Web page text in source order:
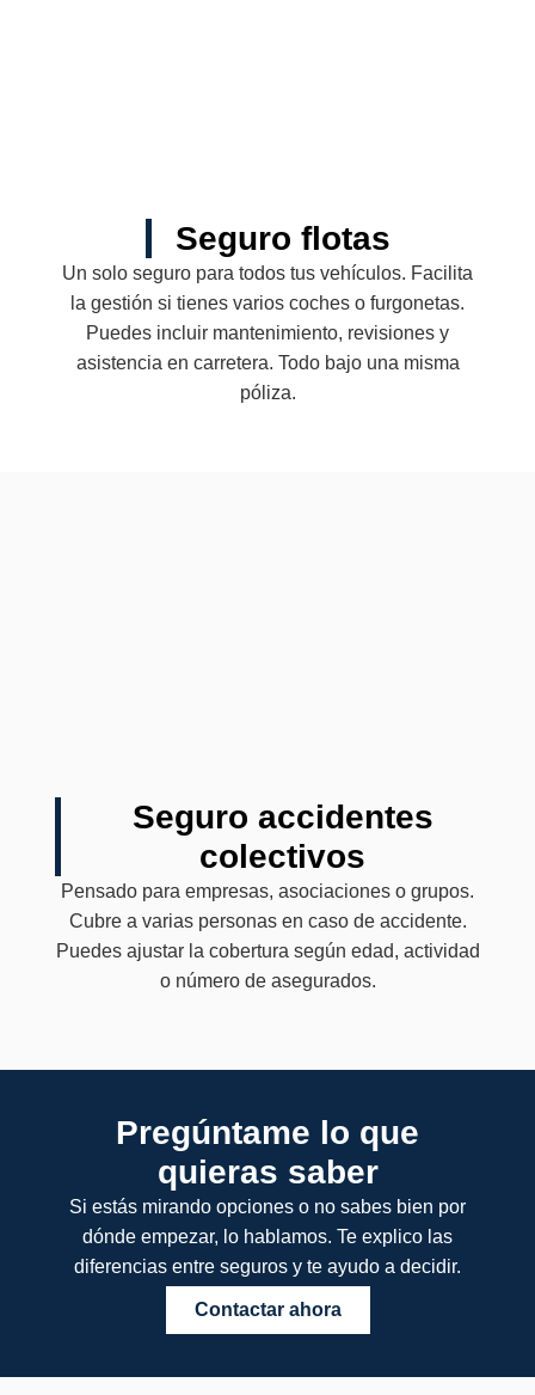
Seguro flotas
Un solo seguro para todos tus vehículos. Facilita
la gestión si tienes varios coches o furgonetas.
Puedes incluir mantenimiento, revisiones y
asistencia en carretera. Todo bajo una misma
póliza.
Seguro accidentes
colectivos
Pensado para empresas, asociaciones o grupos.
Cubre a varias personas en caso de accidente.
Puedes ajustar la cobertura según edad, actividad
o número de asegurados.
Pregúntame lo que
quieras saber
Si estás mirando opciones o no sabes bien por
dónde empezar, lo hablamos. Te explico las
diferencias entre seguros y te ayudo a decidir.
Contactar ahora